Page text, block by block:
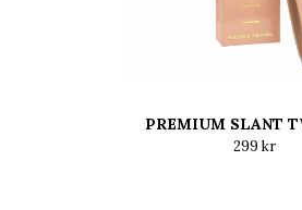
PREMIUM SLANT
299 kr